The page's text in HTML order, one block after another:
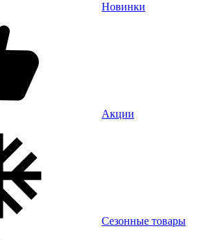
Новинки
Акции
Сезонные товары